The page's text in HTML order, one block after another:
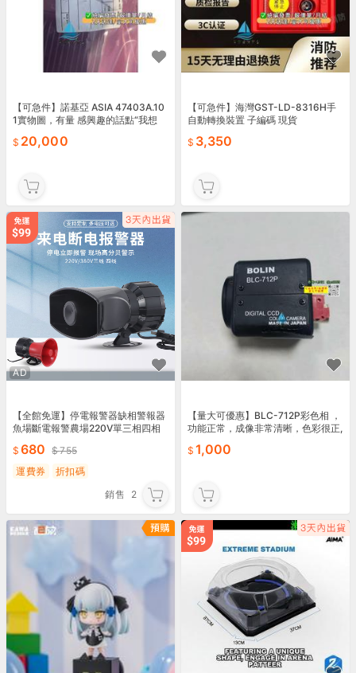
【可急件】諾基亞 ASIA 47403A.10
1實物圖，有量 感興趣的話點“我想
20,000
【可急件】海灣GST-LD-8316H手
自動轉換裝置 子編碼 現貨
3,350
AD
【全館免運】停電報警器缺相警報器
魚場斷電報警農場220V單三相四相
680
755
運費券
折扣碼
銷售
2
【量大可優惠】BLC-712P彩色相 ，
功能正常，成像非常清晰，色彩很正,
著的,便宜處
1,000